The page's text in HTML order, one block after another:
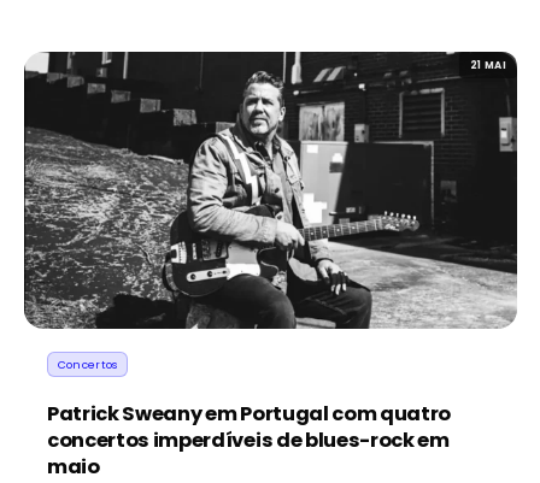
21 MAI
Concertos
Patrick Sweany em Portugal com quatro
concertos imperdíveis de blues-rock em
maio